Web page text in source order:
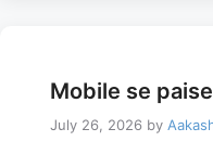
Mobile se
July 26, 2026 by